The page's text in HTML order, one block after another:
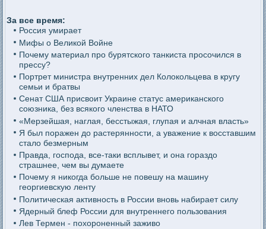
За все время:
Россия умирает
Мифы о Великой Войне
Почему материал про бурятского танкиста просочился в
прессу?
Портрет министра внутренних дел Колокольцева в кругу
семьи и братвы
Сенат США присвоит Украине статус американского
союзника, без всякого членства в НАТО
«Мерзейшая, наглая, бесстыжая, глупая и алчная власть»
Я был поражен до растерянности, а уважение к восставшим
стало безмерным
Правда, господа, все-таки всплывет, и она гораздо
страшнее, чем вы думаете
Почему я никогда больше не повешу на машину
георгиевскую ленту
Политическая активность в России вновь набирает силу
Ядерный блеф России для внутреннего пользования
Лев Термен - похороненный заживо